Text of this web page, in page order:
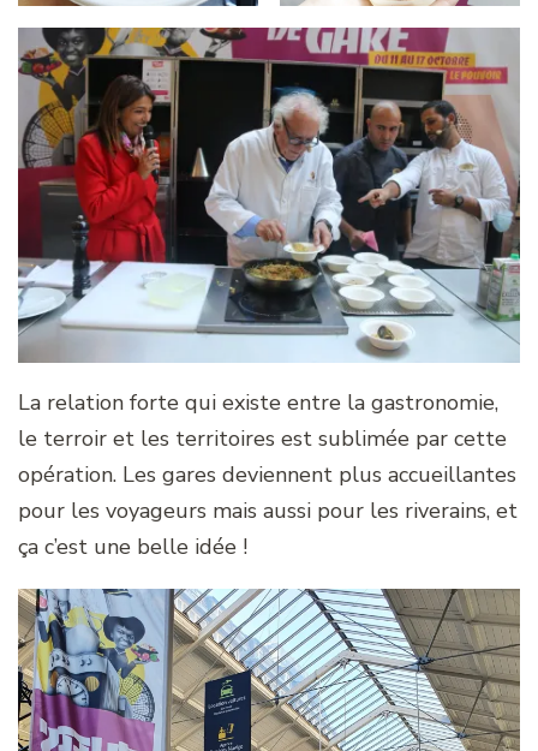
La relation forte qui existe entre la gastronomie,
le terroir et les territoires est sublimée par cette
opération. Les gares deviennent plus accueillantes
pour les voyageurs mais aussi pour les riverains, et
ça c’est une belle idée !